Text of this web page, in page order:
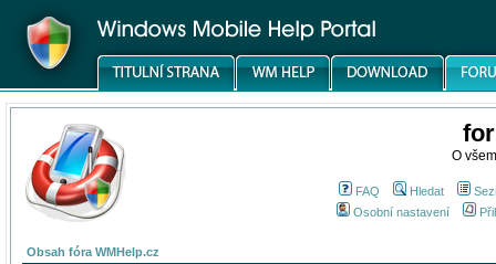
O
FAQ Hledat
Osobní nastavení
Obsah fóra WMHelp.cz